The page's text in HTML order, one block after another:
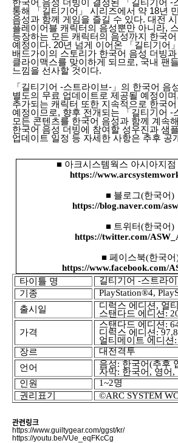
한국어 음성 더빙이 결정된 「길티기어 -
통해 「길티기어」 시리즈에서 약 18년
음성과 함께 게임을 즐길 수 있다. 대전
플레이어블 캐릭터의 음성뿐만 아니라,
등장하는 모든 캐릭터의 음성까지 한국
예정이다. 20년 넘게 이어온 「길티기어
배드가이의 스토리가 한국어 음성 더빙과
클라이맥스를 맞이하게 되므로, 국내 팬
느낌을 선사할 것이다.
「길티기어 -스트라이브-」의 한국어 음
별도의 무료 업데이트로 제공될 예정이
추가되는 캐릭터 또한 지속적으로 한국
예정이므로, 향후 전개되는 「길티기어 -
모든 콘텐츠를 한국어 음성과 함께 계속
한국어 음성 더빙에 참여할 성우진과 샘
업데이트 일정 등 자세한 사항은 추후 공
■ 아크시스템웍스 아시아지점
https://
■ 블로그(한국어)
https://blog.naver.com/
■ 트위터(한국어)
https://twitter.com/
■ 페이스북(한국어
https://www.facebook.com/
타이틀 명
길티기어-스트라
기종
PlayStation®4,
출시 일 디럭스 에디션 , 얼
스탠다드 에디션 :
가격
스탠다드 에디션 :
디럭스 에디션 :
얼티메이트 에디션
장르
대전격투
언어
음성: 한국어(추후
자막: 한국어 , 영어 ,
인원
1~2명
권리표기
©ARC SYSTEM
관련링크
https://www.guiltygear.com/ggst/kr/
https://youtu.be/VUe_eqFKcCg